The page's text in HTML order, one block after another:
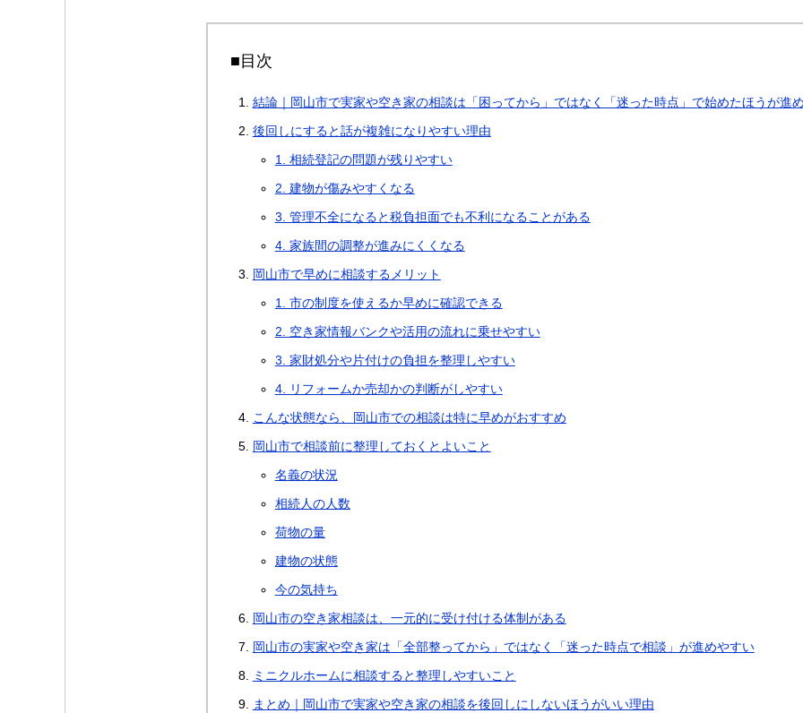
■目次
結論｜岡山市で実家や空き家の相談は「困ってから」ではなく「迷った時点」で始めたほうが進
後回しにすると話が複雑になりやすい理由
1. 相続登記の問題が残りやすい
2. 建物が傷みやすくなる
3. 管理不全になると税負担面でも不利になることがある
4. 家族間の調整が進みにくくなる
岡山市で早めに相談するメリット
1. 市の制度を使えるか早めに確認できる
2. 空き家情報バンクや活用の流れに乗せやすい
3. 家財処分や片付けの負担を整理しやすい
4. リフォームか売却かの判断がしやすい
こんな状態なら、岡山市での相談は特に早めがおすすめ
岡山市で相談前に整理しておくとよいこと
名義の状況
相続人の人数
荷物の量
建物の状態
今の気持ち
岡山市の空き家相談は、一元的に受け付ける体制がある
岡山市の実家や空き家は「全部整ってから」ではなく「迷った時点で相談」が進めやすい
ミニクルホームに相談すると整理しやすいこと
まとめ｜岡山市で実家や空き家の相談を後回しにしないほうがいい理由